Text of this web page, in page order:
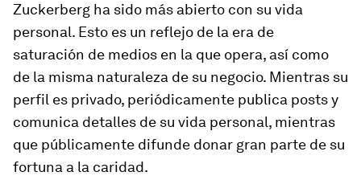
Zuckerberg ha sido más abierto con su vida
personal. Esto es un reflejo de la era de
saturación de medios en la que opera, así como
de la misma naturaleza de su negocio. Mientras su
perfil es privado, periódicamente publica posts y
comunica detalles de su vida personal, mientras
que públicamente difunde donar gran parte de su
fortuna a la caridad.